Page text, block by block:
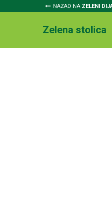
NAZAD NA ZELENI
Zelena stolica